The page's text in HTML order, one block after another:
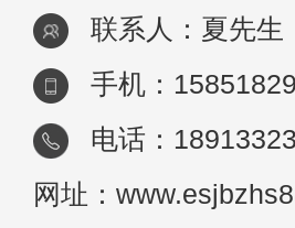
联系人：夏先生
手机：
电话：
网址：